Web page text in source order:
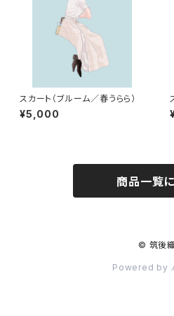
スカート（ブルーム／春うらら）
¥5,000
商品一覧
© 筑後
Powered by